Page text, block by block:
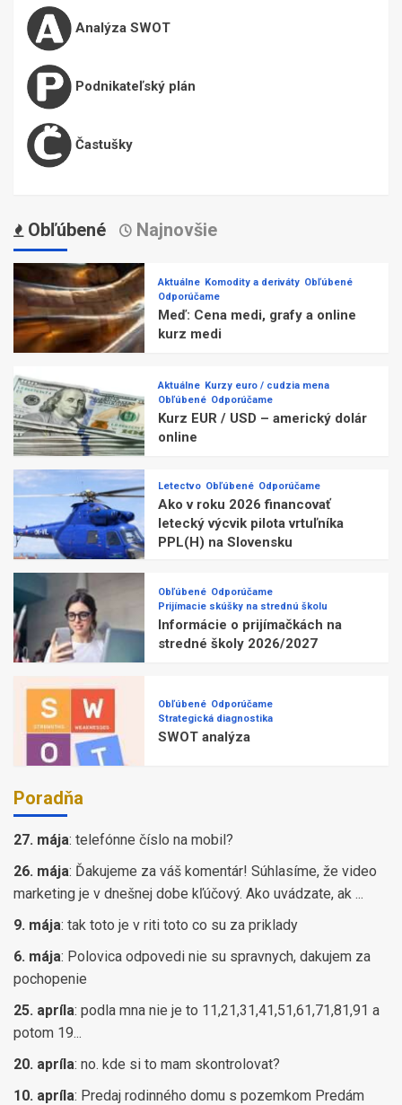
Analýza SWOT
Podnikateľský plán
Častušky
Obľúbené Najnovšie
Aktuálne Komodity a deriváty Obľúbené
Odporúčame
Meď: Cena medi, grafy a online
kurz medi
Aktuálne Kurzy euro / cudzia mena
Obľúbené Odporúčame
Kurz EUR / USD – americký dolár
online
Letectvo Obľúbené Odporúčame
Ako v roku 2026 financovať
letecký výcvik pilota vrtuľníka
PPL(H) na Slovensku
Obľúbené Odporúčame
Prijímacie skúšky na strednú školu
Informácie o prijímačkách na
stredné školy 2026/2027
Obľúbené Odporúčame
Strategická diagnostika
SWOT analýza
Poradňa
27. mája: telefónne číslo na mobil?
26. mája: Ďakujeme za váš komentár! Súhlasíme, že video
marketing je v dnešnej dobe kľúčový. Ako uvádzate, ak ...
9. mája: tak toto je v riti toto co su za priklady
6. mája: Polovica odpovedi nie su spravnych, dakujem za
pochopenie
25. apríla: podla mna nie je to 11,21,31,41,51,61,71,81,91 a
potom 19...
20. apríla: no. kde si to mam skontrolovat?
10. apríla: Predaj rodinného domu s pozemkom Predám